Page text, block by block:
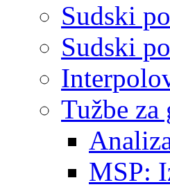
Sudski
Sudski
Tužbe za
MSP: